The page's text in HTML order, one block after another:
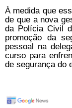
À medida que
de que a nova
da Polícia Civil
promoção da
pessoal na
curso para
de segurança do